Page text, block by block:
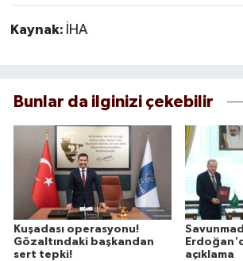
Kaynak: İHA
Bunlar da ilginizi çekebilir
Kuşadası operasyonu!
Gözaltındaki başkandan
sert tepki!
açıklama